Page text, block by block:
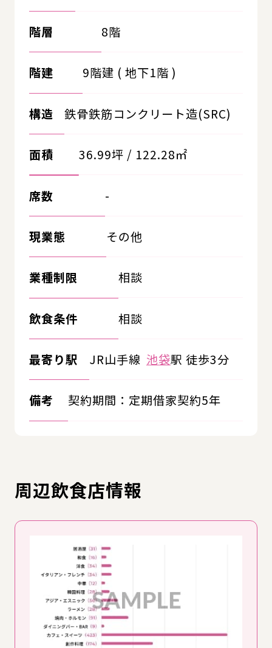
階層 8階
階建 9階建 ( 地下1階 )
構造 鉄骨鉄筋コンクリート造(SRC)
面積 36.99坪 / 122.28㎡
席数 -
現業態 その他
業種制限 相談
飲食条件 相談
最寄り駅 JR山手線 池袋駅 徒歩3分
備考 契約期間：定期借家契約5年
周辺飲食店情報